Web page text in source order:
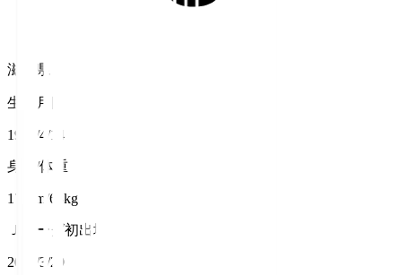
滋賀県
生年月日
1996/4/14
身長/体重
177cm/68kg
Ｊリーグ初出場
2015/3/29